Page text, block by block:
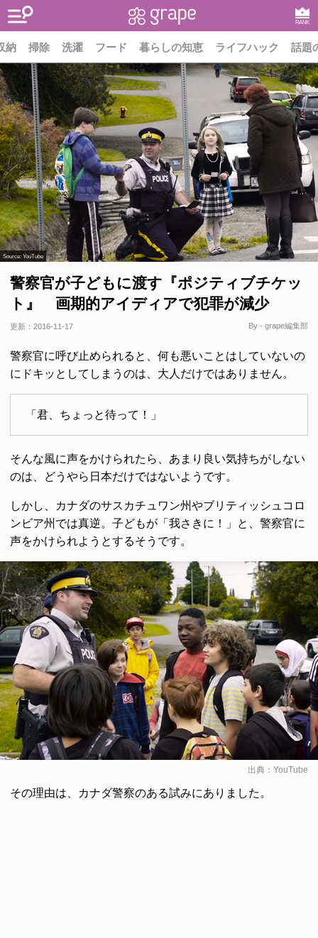
RANK
納 掃除 洗濯 フード 暮らしの知恵 ライフハック 話題
Source: YouTube
警察官が子どもに渡す『ポジティブチケッ
ト』 画期的アイディアで犯罪が減少
更新： 2016-11-17 By - grape編集部
警察官に呼び止められると、何も悪いことはしていないの
にドキッとしてしまうのは、大人だけではありません。
「君、ちょっと待って！」
そんな風に声をかけられたら、あまり良い気持ちがしない
のは、どうやら日本だけではないようです。
しかし、カナダのサスカチュワン州やブリティッシュコロ
ンビア州では真逆。子どもが「我さきに！」と、警察官に
声をかけられようとするそうです。
出典： YouTube
その理由は、カナダ警察のある試みにありました。